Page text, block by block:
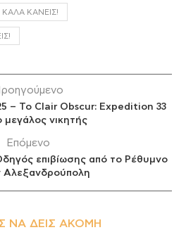
ΚΑΛΆ ΚΆΝΕΙΣ!
– Το Clair Obscur: Expedition 33
μεγάλος νικητής
Επόμενο
επιβίωσης από το Ρέθυμνο
Αλεξανδρούπολη
ΝΑ ΔΕΙΣ ΑΚΌΜΗ